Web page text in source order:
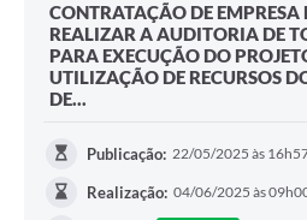
CONTRATAÇÃO DE
REALIZAR A AUDITORIA DE
PARA EXECUÇÃO DO
UTILIZAÇÃO DE RECURSOS
DE...
Publicação: 22/05/2025 às
Realização: 04/06/2025 às